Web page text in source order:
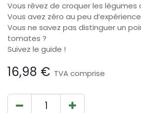
Vous rêvez de croquer les légumes
Vous avez zéro au peu
Vous ne savez pas distinguer un
tomates ?
Suivez le guide !
16,98 € TVA comprise